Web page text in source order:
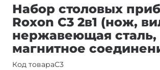
Набор столовых
Roxon C3 2в1 (нож,
нержавеющая сталь,
магнитное
Код товараC3